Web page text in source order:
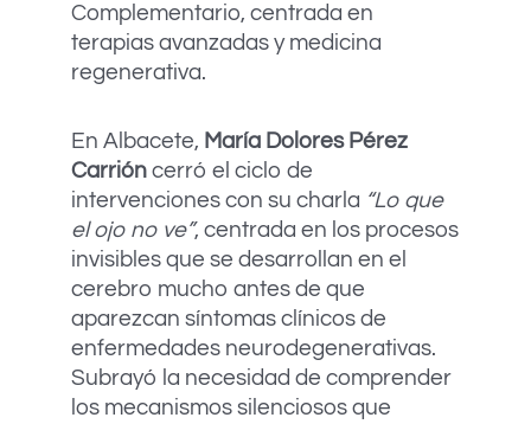
Complementario, centrada en
terapias avanzadas y medicina
regenerativa.
En Albacete, María Dolores Pérez
Carrión cerró el ciclo de
intervenciones con su charla “Lo que
el ojo no ve”, centrada en los procesos
invisibles que se desarrollan en el
cerebro mucho antes de que
aparezcan síntomas clínicos de
enfermedades neurodegenerativas.
Subrayó la necesidad de comprender
los mecanismos silenciosos que